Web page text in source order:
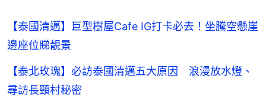
【泰國清邁】巨型樹屋Cafe IG打卡必去！坐騰空懸崖
邊座位睇靚景
【泰北玫瑰】必訪泰國清邁五大原因 浪漫放水燈、
尋訪長頸村秘密